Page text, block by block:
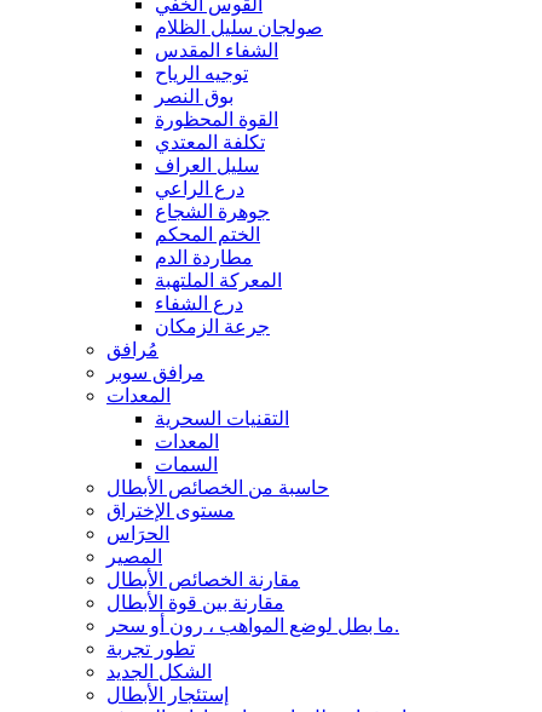
القوس الخفي
صولجان سليل الظلام
الشفاء المقدس
توجيه الرياح
بوق النصر
القوة المحظورة
تكلفة المعتدي
سليل العراف
درع الراعي
جوهرة الشجاع
الختم المحكم
مطاردة الدم
المعركة الملتهبة
درع الشفاء
جرعة الزمكان
مُرافق
مرافق سوبر
المعدات
التقنيات السحرية
المعدات
السمات
حاسبة من الخصائص الأبطال
مستوى الإختراق
الحرَاس
المصير
مقارنة الخصائص الأبطال
مقارنة بين قوة الأبطال
ما بطل لوضع المواهب ، رون أو سحر.
تطور تجربة
الشكل الجديد
إستئجار الأبطال